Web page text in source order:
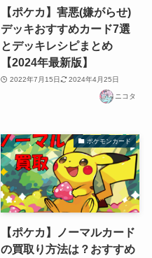
【ポケカ】害悪(嫌がらせ)
デッキおすすめカード7選
とデッキレシピまとめ
【2024年最新版】
2022年7月15日 2024年4月25日
ニコタ
ポケモンカード
【ポケカ】ノーマルカード
の買取り方法は？おすすめ